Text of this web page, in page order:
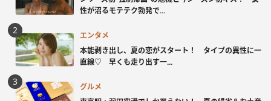
性が沼るモテテク勃発で...
エンタメ
本能剥き出し、夏の恋がスタート！ タイプの異性に一
直線♡ 早くも走り出す一...
グルメ